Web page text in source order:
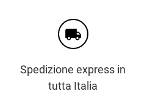
local_shipping
Spedizione express in
tutta Italia